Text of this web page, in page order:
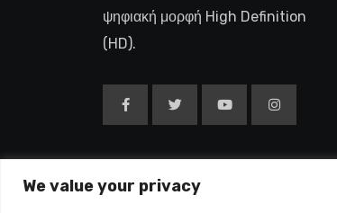
We value your privacy
ψηφιακή μορφή High Definition
(HD).